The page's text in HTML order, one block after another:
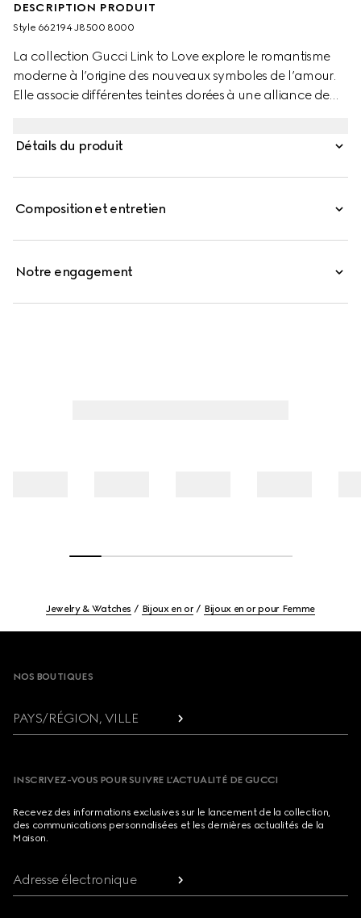
DESCRIPTION PRODUIT
Style ‎662194 J8500 8000
La collection Gucci Link to Love explore le romantisme
moderne à l’origine des nouveaux symboles de l’amour.
Elle associe différentes teintes dorées à une alliance de
l’inspiration pour la porter à sa façon, avec des éléments
mécanisme permettant de la superposer.
Détails du produit
Composition et entretien
Notre engagement
Jewelry & Watches Bijoux en or Bijoux en or pour Femme
NOS BOUTIQUES
PAYS/RÉGION, VILLE
INSCRIVEZ-VOUS POUR SUIVRE L’ACTUALITÉ DE GUCCI
Recevez des informations exclusives sur le lancement de la collection,
des communications personnalisées et les dernières actualités de la
Maison.
Adresse électronique